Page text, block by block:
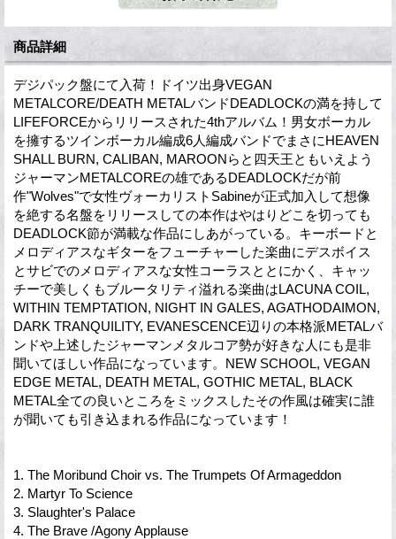
商品詳細
デジパック盤にて入荷！ドイツ出身VEGAN
METALCORE/DEATH METALバンドDEADLOCKの満を持して
LIFEFORCEからリリースされた4thアルバム！男女ボーカル
を擁するツインボーカル編成6人編成バンドでまさにHEAVEN
SHALL BURN, CALIBAN, MAROONらと四天王ともいえよう
ジャーマンMETALCOREの雄であるDEADLOCKだが前
作"Wolves"で女性ヴォーカリストSabineが正式加入して想像
を絶する名盤をリリースしての本作はやはりどこを切っても
DEADLOCK節が満載な作品にしあがっている。キーボードと
メロディアスなギターをフューチャーした楽曲にデスボイス
とサビでのメロディアスな女性コーラスととにかく、キャッ
チーで美しくもブルータリティ溢れる楽曲はLACUNA COIL,
WITHIN TEMPTATION, NIGHT IN GALES, AGATHODAIMON,
DARK TRANQUILITY, EVANESCENCE辺りの本格派METALバ
ンドや上述したジャーマンメタルコア勢が好きな人にも是非
聞いてほしい作品になっています。NEW SCHOOL, VEGAN
EDGE METAL, DEATH METAL, GOTHIC METAL, BLACK
METAL全ての良いところをミックスしたその作風は確実に誰
が聞いても引き込まれる作品になっています！
1. The Moribund Choir vs. The Trumpets Of Armageddon
2. Martyr To Science
3. Slaughter's Palace
4. The Brave /Agony Applause